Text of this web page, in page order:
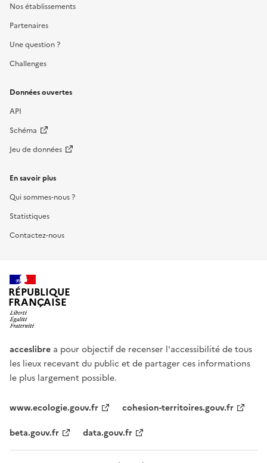
Nos établissements
Partenaires
Une question ?
Challenges
Données ouvertes
API
Schéma
Jeu de données
En savoir plus
Qui sommes-nous ?
Statistiques
Contactez-nous
RÉPUBLIQUE
FRANÇAISE
acceslibre a pour objectif de recenser l'accessibilité de tous
les lieux recevant du public et de partager ces informations
le plus largement possible.
www.ecologie.gouv.fr
cohesion-territoires.gouv.fr
beta.gouv.fr
data.gouv.fr